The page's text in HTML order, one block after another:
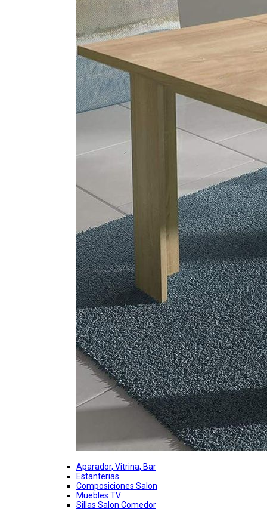
Aparador, Vitrina, Bar
Estanterias
Composiciones Salon
Muebles TV
Sillas Salon Comedor